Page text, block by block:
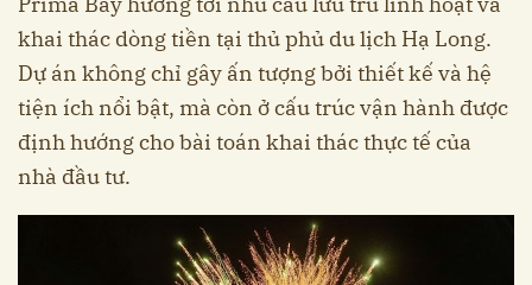
khai thác dòng tiền tại thủ phủ du lịch Hạ Long.
Dự án không chỉ gây ấn tượng bởi thiết kế và hệ
tiện ích nổi bật, mà còn ở cấu trúc vận hành được
định hướng cho bài toán khai thác thực tế của
nhà đầu tư.